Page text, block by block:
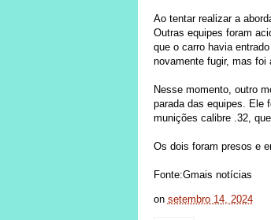
Ao tentar realizar a
Outras equipes foram
que o carro havia
novamente fugir, mas foi
Nesse momento, outro
parada das equipes. Ele
munições calibre .32,
Os dois foram presos e
Fonte:Gmais notícias
on setembro 14, 2024